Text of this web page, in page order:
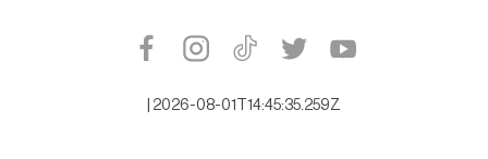
2026-08-01T14:45:35.259Z